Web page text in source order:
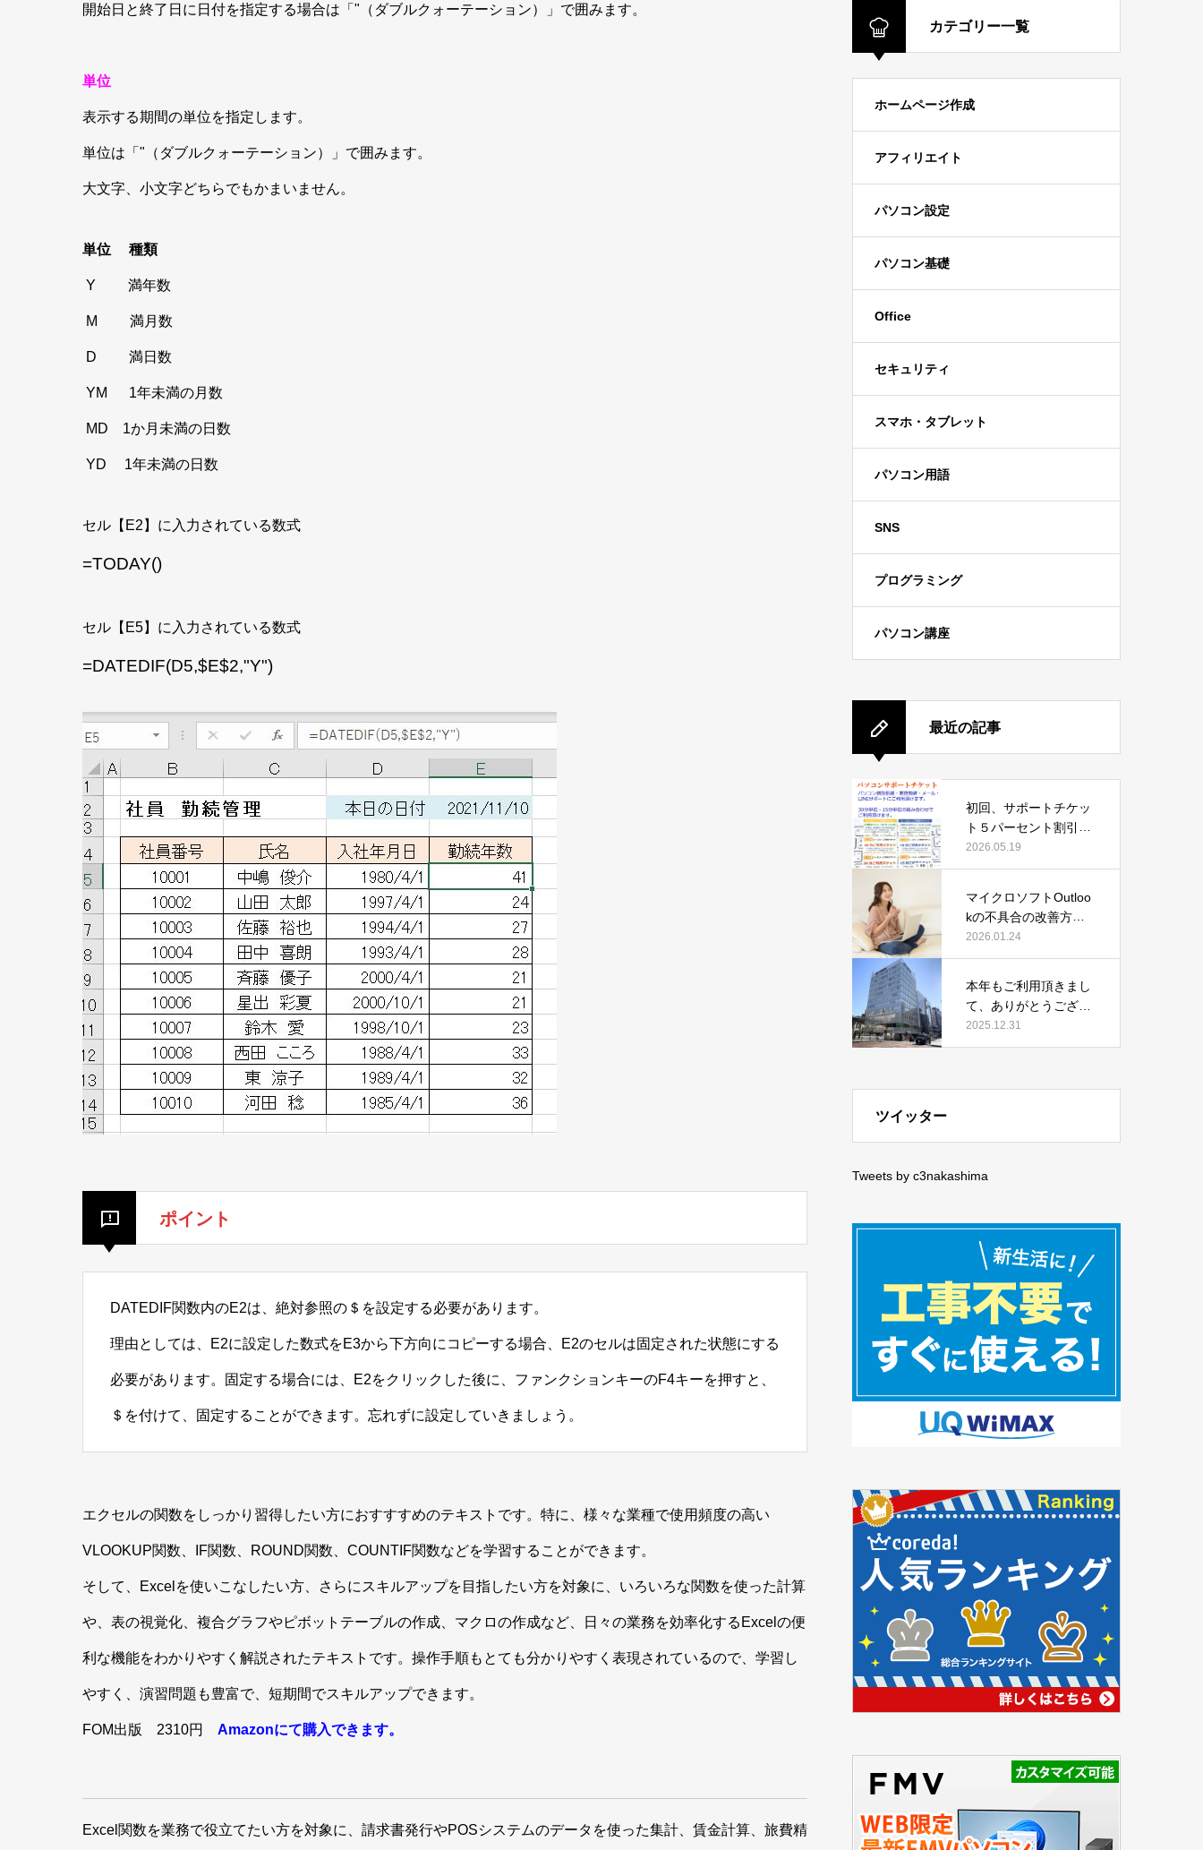
開始日と終了日に日付を指定する場合は「"（ダブルクォーテーション）」で囲みます。
単位
表示する期間の単位を指定します。
単位は「"（ダブルクォーテーション）」で囲みます。
大文字、小文字どちらでもかまいません。
単位 種類
Y 満年数
M 満月数
D 満日数
YM 1年未満の月数
MD 1か月未満の日数
YD 1年未満の日数
セル【E2】に入力されている数式
=TODAY()
セル【E5】に入力されている数式
=DATEDIF(D5,$E$2,"Y")
ポイント
DATEDIF関数内のE2は、絶対参照の＄を設定する必要があります。
理由としては、E2に設定した数式をE3から下方向にコピーする場合、E2のセルは固定された状態にする
必要があります。固定する場合には、E2をクリックした後に、ファンクションキーのF4キーを押すと、
＄を付けて、固定することができます。忘れずに設定していきましょう。
エクセルの関数をしっかり習得したい方におすすすめのテキストです。特に、様々な業種で使用頻度の高い
VLOOKUP関数、IF関数、ROUND関数、COUNTIF関数などを学習することができます。
そして、Excelを使いこなしたい方、さらにスキルアップを目指したい方を対象に、いろいろな関数を使った計算
や、表の視覚化、複合グラフやピボットテーブルの作成、マクロの作成など、日々の業務を効率化するExcelの便
利な機能をわかりやすく解説されたテキストです。操作手順もとても分かりやすく表現されているので、学習し
やすく、演習問題も豊富で、短期間でスキルアップできます。
FOM出版 2310円 Amazonにて購入できます。
Excel関数を業務で役立てたい方を対象に、請求書発行やPOSシステムのデータを使った集計、賃金計算、旅費精
カテゴリー一覧
ホームページ作成
アフィリエイト
パソコン設定
パソコン基礎
Office
セキュリティ
スマホ・タブレット
パソコン用語
SNS
プログラミング
パソコン講座
最近の記事
初回、サポートチケッ
ト５パーセント割引キ
ャンペーン中
2026.05.19
マイクロソフトOutloo
kの不具合の改善方法
（2026年1月24日時
点）
2026.01.24
本年もご利用頂きまし
て、ありがとうござい
ました
2025.12.31
ツイッター
Tweets by c3nakashima